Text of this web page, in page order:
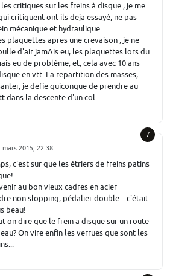
critiques sur les freins à disque , je me
critiquent ont ils deja essayé, ne pas
mécanique et hydraulique.
plaquettes apres une crevaison , je ne
d'air jamAis eu, les plaquettes lors du
eu de problème, et, cela avec 10 ans
en vtt. La repartition des masses,
je defie quiconque de prendre au
dans la descente d'un col.
7
2015, 22:38
c'est sur que les étriers de freins patins
au bon vieux cadres en acier
non slopping, pédalier double... c'était
beau!
on dire que le frein a disque sur un route
On vire enfin les verrues que sont les